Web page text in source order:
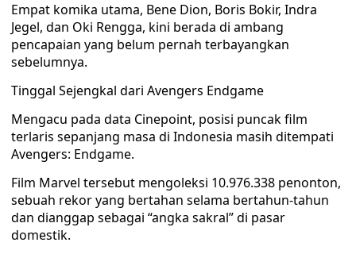
Empat komika utama, Bene Dion, Boris Bokir, Indra
Jegel, dan Oki Rengga, kini berada di ambang
pencapaian yang belum pernah terbayangkan
sebelumnya.
Tinggal Sejengkal dari Avengers Endgame
Mengacu pada data Cinepoint, posisi puncak film
terlaris sepanjang masa di Indonesia masih ditempati
Avengers: Endgame.
Film Marvel tersebut mengoleksi 10.976.338 penonton,
sebuah rekor yang bertahan selama bertahun-tahun
dan dianggap sebagai “angka sakral” di pasar
domestik.